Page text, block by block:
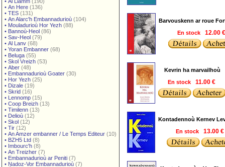
• An Here (136)
• TES (131)
• An Alarc'h Embannadurioù (104)
• Mouladurioù Hor Yezh (88)
• Bannoù-Heol (86)
• Sav-Heol (79)
• Al Lanv (68)
• Yoran Embanner (68)
• Beluga (55)
• Skol Vreizh (53)
• Aber (48)
• Embannadurioù Goater (30)
• Hor Yezh (25)
• Dizale (19)
• Skrid (16)
• Lennomp (15)
• Coop Breizh (13)
• Timilenn (13)
• Delioù (12)
• Skol (12)
• Tir (12)
• An Amzer embanner / Le Temps Editeur (10)
• BZH5 Ltd (8)
• Imbourc'h (8)
• An Treizher (7)
• Embannadurioù ar Peniti (7)
• Nadoz-Vor Embannadurioù (7)
Barvouskenn ar roue
En stock
12.00
Kevrin ha marvailhoù
En stock
11.00 €
Kontadennoù Kernev
En stock
13.00 €